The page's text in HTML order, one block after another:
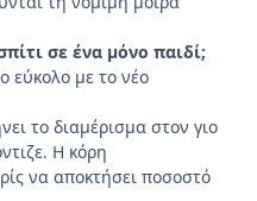
σε ένα μόνο παιδί;
εύκολο με το νέο
το διαμέρισμα στον γιο
Η κόρη
να αποκτήσει ποσοστό